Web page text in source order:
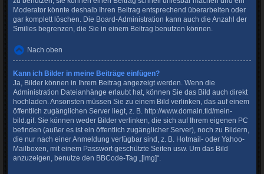
Moderator könnte deshalb Ihren Beitrag entsprechend überarbeiten oder
gar komplett löschen. Die Board-Administration kann auch die Anzahl der
Smilies begrenzen, die Sie in einem Beitrag benutzen können.
Nach oben
Kann ich Bilder in meine Beiträge einfügen?
Ja, Bilder können in Ihrem Beitrag angezeigt werden. Wenn die
Administration Dateianhänge erlaubt hat, können Sie das Bild auch direkt
hochladen. Ansonsten müssen Sie zu einem Bild verlinken, das auf einem
öffentlich zugänglichen Server liegt, z. B. http://www.domain.tld/mein-
bild.gif. Sie können weder Bilder verlinken, die sich auf Ihrem eigenen PC
befinden (außer es ist ein öffentlich zugänglicher Server), noch zu Bildern,
die nur nach einer Anmeldung verfügbar sind, z. B. Hotmail- oder Yahoo-
Mailboxen, mit einem Passwort geschützte Seiten usw. Um das Bild
anzuzeigen, benutze den BBCode-Tag „[img]“.